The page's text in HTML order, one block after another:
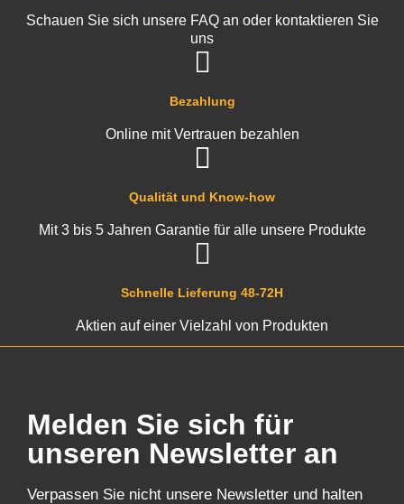
Schnelle Lieferung 48-72H
Aktien auf einer Vielzahl von Produkten
Qualität und Know-how
Mit 3 bis 5 Jahren Garantie für alle unsere Produkte
Bezahlung
Online mit Vertrauen bezahlen
Schauen Sie sich unsere FAQ an oder kontaktieren Sie
uns
Melden Sie sich für
unseren Newsletter an
Verpassen Sie nicht unsere Newsletter und halten